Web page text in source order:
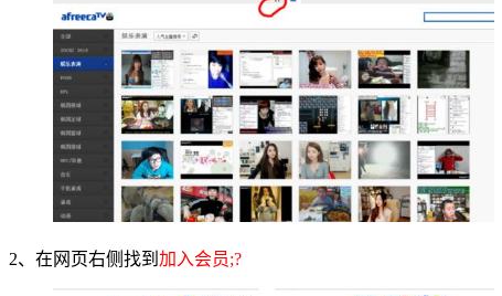
2、在网页右侧找到 加入会员;?